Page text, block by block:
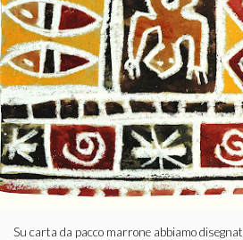
Su carta da pacco marrone abbiamo